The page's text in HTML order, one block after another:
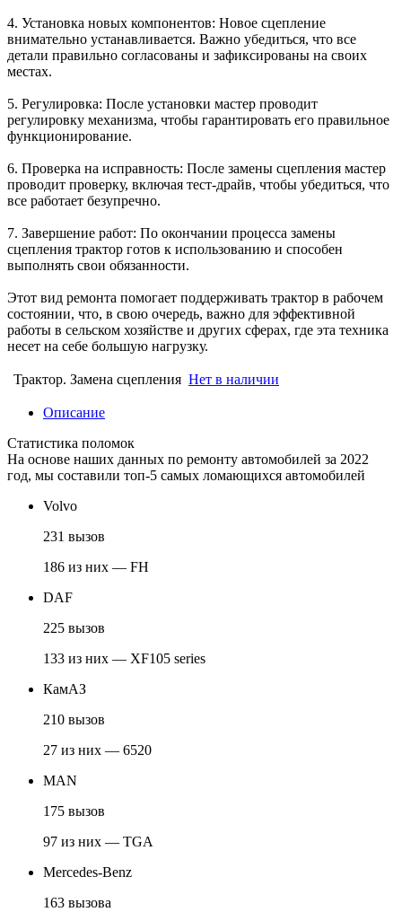
4. Установка новых компонентов: Новое сцепление
внимательно устанавливается. Важно убедиться, что все
детали правильно согласованы и зафиксированы на своих
местах.
5. Регулировка: После установки мастер проводит
регулировку механизма, чтобы гарантировать его правильное
функционирование.
6. Проверка на исправность: После замены сцепления мастер
проводит проверку, включая тест-драйв, чтобы убедиться, что
все работает безупречно.
7. Завершение работ: По окончании процесса замены
сцепления трактор готов к использованию и способен
выполнять свои обязанности.
Этот вид ремонта помогает поддерживать трактор в рабочем
состоянии, что, в свою очередь, важно для эффективной
работы в сельском хозяйстве и других сферах, где эта техника
несет на себе большую нагрузку.
Трактор. Замена сцепления Нет в наличии
Описание
Статистика поломок
На основе наших данных по ремонту автомобилей за 2022
год, мы составили топ-5 самых ломающихся автомобилей
Volvo
231 вызов
186 из них — FH
DAF
225 вызов
133 из них — XF105 series
КамАЗ
210 вызов
27 из них — 6520
MAN
175 вызов
97 из них — TGA
Mercedes-Benz
163 вызова